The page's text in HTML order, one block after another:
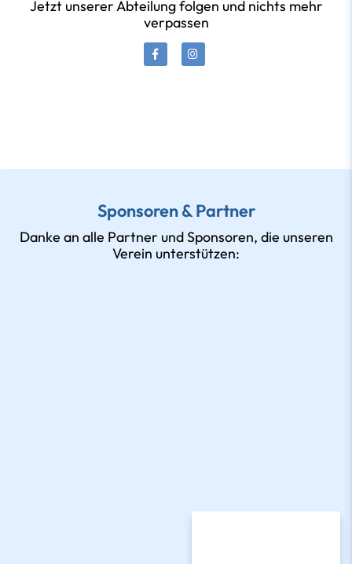
Jetzt unserer Abteilung folgen und nichts mehr
verpassen
Sponsoren & Partner
Danke an alle Partner und Sponsoren, die unseren
Verein unterstützen: